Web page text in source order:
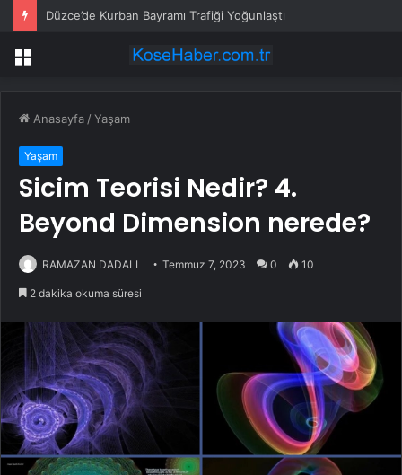
Düzce’de Kurban Bayramı Trafiği Yoğunlaştı
Menü
Anasayfa /Yaşam
Yaşam
Sicim Teorisi Nedir? 4.
Beyond Dimension nerede?
RAMAZAN DADALI Temmuz 7, 2023 0 10
2 dakika okuma süresi